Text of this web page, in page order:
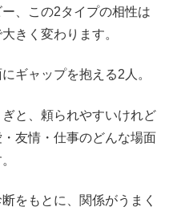
、この2タイプの相性は
きく変わります。
ギャップを抱える2人。
と、頼られやすいけれど
友情・仕事のどんな場面
をもとに、関係がうまく